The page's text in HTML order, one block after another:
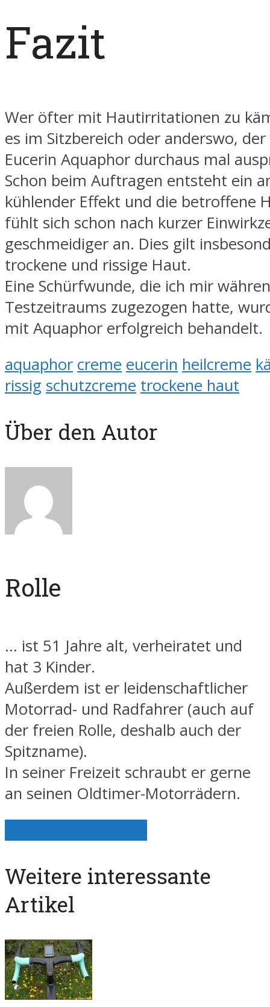
Fazit
Wer öfter mit Hautirritationen zu
es im Sitzbereich oder anderswo,
Eucerin Aquaphor durchaus mal
Schon beim Auftragen entsteht ein
kühlender Effekt und die betroffene
fühlt sich schon nach kurzer
geschmeidiger an. Dies gilt
trockene und rissige Haut.
Eine Schürfwunde, die ich mir
Testzeitraums zugezogen hatte,
mit Aquaphor erfolgreich behandelt.
aquaphor creme eucerin heilcreme
rissig schutzcreme trockene haut
Über den Autor
Rolle
... ist 51 Jahre alt, verheiratet und
hat 3 Kinder.
Außerdem ist er leidenschaftlicher
Motorrad- und Radfahrer (auch auf
der freien Rolle, deshalb auch der
Spitzname).
In seiner Freizeit schraubt er gerne
an seinen Oldtimer-Motorrädern.
Weitere interessante
Artikel